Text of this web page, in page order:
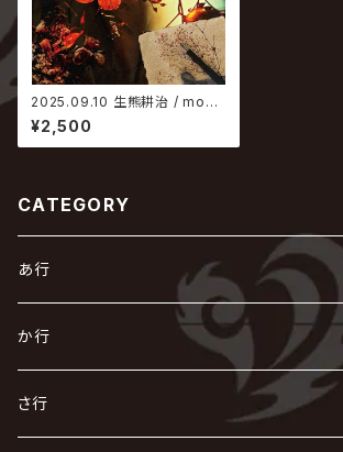
2025.09.10 生熊耕治 / mono
logue
¥2,500
CATEGORY
あ行
あ
R指定
い
か行
か
さ行